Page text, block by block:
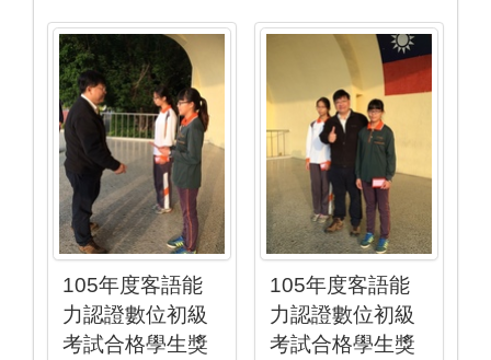
105年度客語能
力認證數位初級
考試合格學生獎
105年度客語能
力認證數位初級
考試合格學生獎